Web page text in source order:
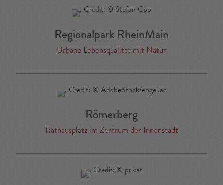
Regionalpark RheinMain
Urbane Lebensqualität mit Natur
Römerberg
Rathausplatz im Zentrum der Innenstadt